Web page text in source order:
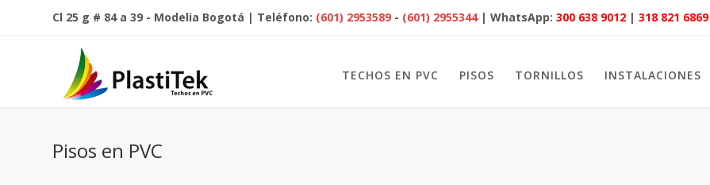
Cl 25 g # 84 a 39 - Modelia Bogotá | Teléfono: (601) 2953589 - (601) 2955344 | WhatsApp:300 638 9012 |318 821 6869
TECHOS EN PVC PISOS TORNILLOS INSTALACIONES
Pisos en PVC